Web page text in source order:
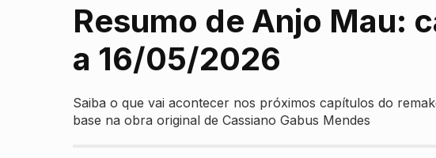
Resumo de Anjo Mau:
a 16/05/2026
Saiba o que vai acontecer nos próximos capítulos do
base na obra original de Cassiano Gabus Mendes